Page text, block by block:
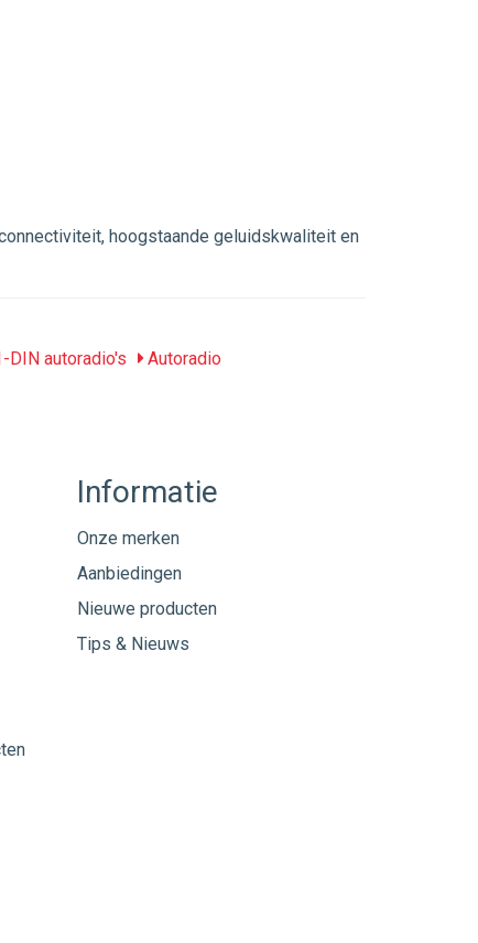
hoogstaande geluidskwaliteit en
DIN autoradio's Autoradio
Informatie
Onze merken
Aanbiedingen
Nieuwe producten
Tips & Nieuws